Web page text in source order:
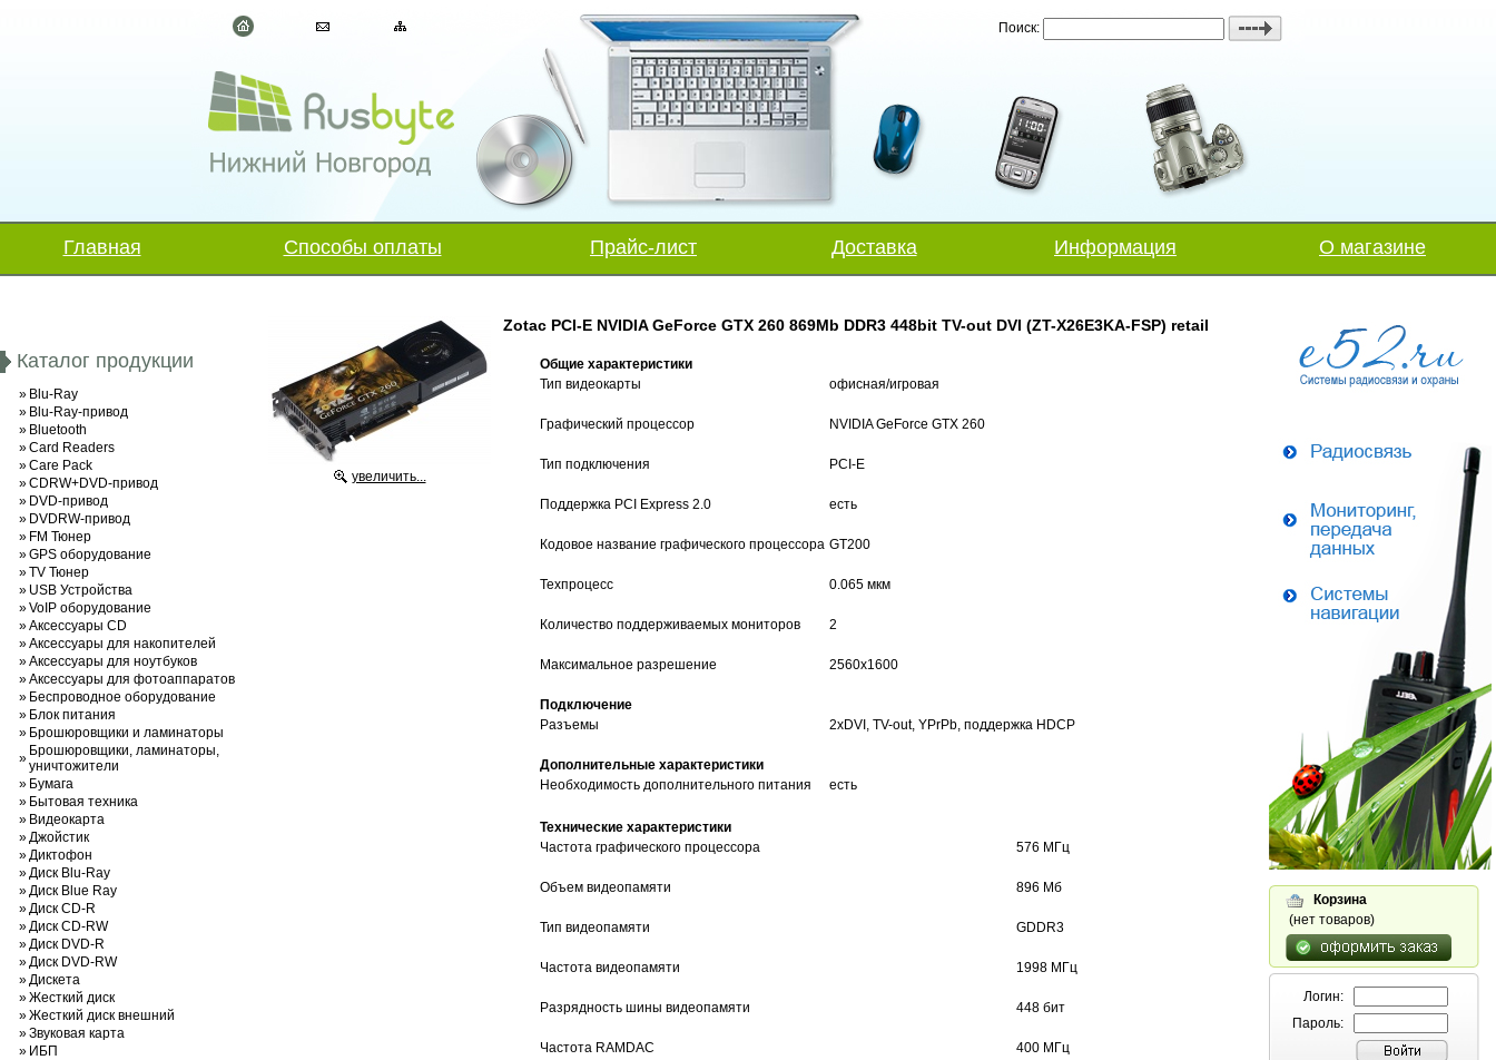
Поиск:
Главная Способы оплаты Прайс-лист Доставка Информация О магазине
Каталог продукции
» Blu-Ray
» Blu-Ray-привод
» Bluetooth
»Card Readers
»Care Pack
»CDRW+DVD-привод
» DVD-привод
» DVDRW-привод
» FM Тюнер
»GPS оборудование
»TV Тюнер
» USB Устройства
»VoIP оборудование
»Аксессуары CD
»Аксессуары для накопителей
»Аксессуары для ноутбуков
»Аксессуары для фотоаппаратов
» Беспроводное оборудование
» Блок питания
» Брошюровщики и ламинаторы
» Брошюровщики, ламинаторы,
уничтожители
» Бумага
» Бытовая техника
» Видеокарта
»Джойстик
»Диктофон
»Диск Blu-Ray
»Диск Blue Ray
»Диск CD-R
»Диск CD-RW
»Диск DVD-R
»Диск DVD-RW
»Дискета
»Жесткий диск
»Жесткий диск внешний
»Звуковая карта
» ИБП
увеличить...
Zotac PCI-E NVIDIA GeForce GTX 260 869Mb DDR3 448bit TV-out DVI (ZT-X26E3KA-FSP) retail
Общие характеристики
Тип видеокарты
офисная/игровая
Графический процессор NVIDIA GeForce GTX 260
Тип подключения PCI-E
Поддержка PCI Express 2.0 есть
Кодовое название графического процессора GT200
Техпроцесс 0.065 мкм
Количество поддерживаемых мониторов 2
Максимальное разрешение 2560x1600
Подключение
Разъемы
2xDVI, TV-out, YPrPb, поддержка HDCP
Дополнительные характеристики
Необходимость дополнительного питания
есть
Технические характеристики
Частота графического процессора
576 МГц
Объем видеопамяти 896 Мб
Тип видеопамяти GDDR3
Частота видеопамяти 1998 МГц
Разрядность шины видеопамяти 448 бит
Частота RAMDAC 400 МГц
Корзина
(нет товаров)
Логин:
Пароль: